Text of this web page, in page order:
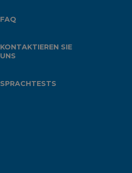
FAQ
KONTAKTIEREN SIE
UNS
SPRACHTESTS